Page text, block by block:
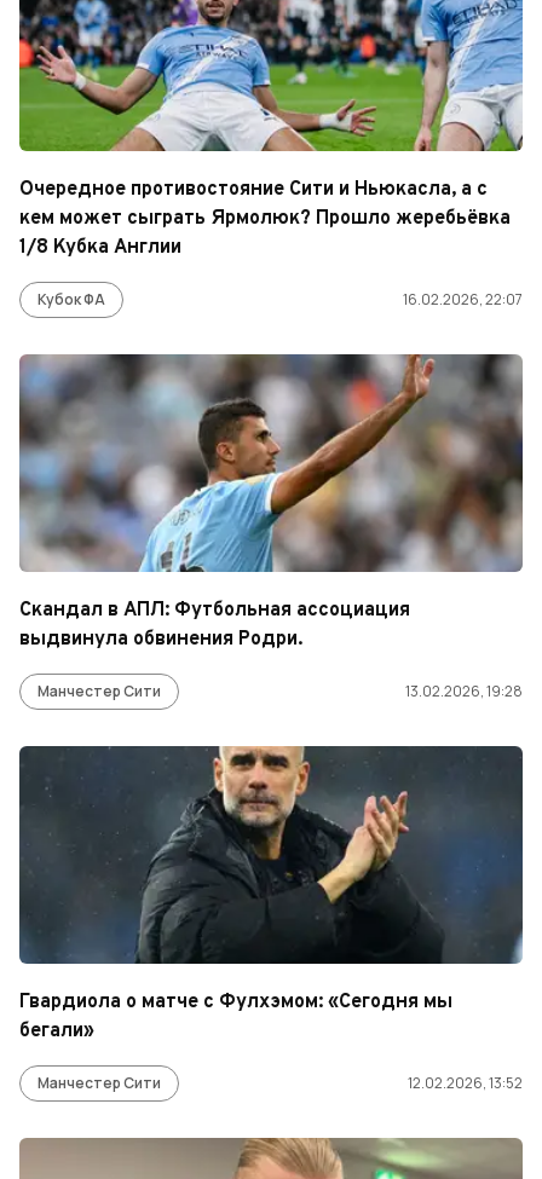
Очередное противостояние Сити и Ньюкасла, а с
кем может сыграть Ярмолюк? Прошло жеребьёвка
1/8 Кубка Англии
Кубок ФА 16.02.2026, 22:07
Скандал в АПЛ: Футбольная ассоциация
выдвинула обвинения Родри.
Манчестер Сити 13.02.2026, 19:28
Гвардиола о матче с Фулхэмом: «Сегодня мы
бегали»
Манчестер Сити 12.02.2026, 13:52